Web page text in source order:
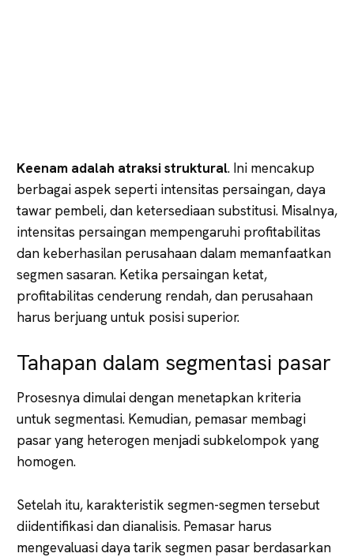
Keenam adalah atraksistruktural. Ini mencakup
berbagai aspek seperti intensitas persaingan, daya
tawar pembeli, dan ketersediaan substitusi. Misalnya,
intensitas persaingan mempengaruhi profitabilitas
dan keberhasilan perusahaan dalam memanfaatkan
segmen sasaran. Ketika persaingan ketat,
profitabilitas cenderung rendah, dan perusahaan
harus berjuang untuk posisi superior.
Tahapan dalam segmentasi pasar
Prosesnya dimulai dengan menetapkan kriteria
untuk segmentasi. Kemudian, pemasar membagi
pasar yang heterogen menjadi subkelompok yang
homogen.
Setelah itu, karakteristik segmen-segmen tersebut
diidentifikasi dan dianalisis. Pemasar harus
mengevaluasi daya tarik segmen pasar berdasarkan